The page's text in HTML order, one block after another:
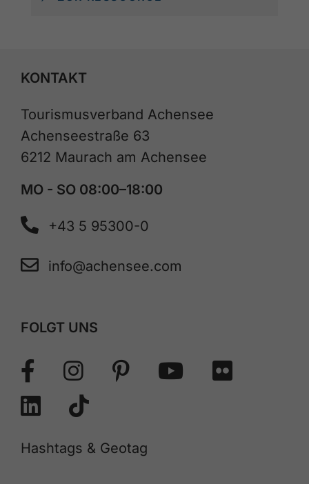
KONTAKT
Tourismusverband Achensee
Achenseestraße 63
6212 Maurach am Achensee
MO - SO 08:00–18:00
+43 5 95300-0
info@achensee.com
FOLGT UNS
Hashtags & Geotag